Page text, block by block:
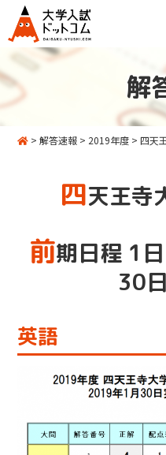
解
>解答速報 > 2019年度 > 四天
四天王寺
前期日程 1
30
英語